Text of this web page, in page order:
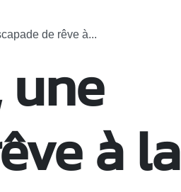
de rêve à...
une
à la